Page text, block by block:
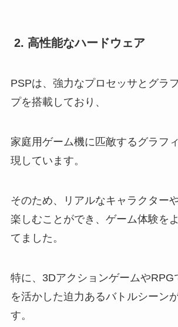
2. 高性能なハードウェア
PSPは、強力なプロセッサとグラ
プを搭載しており、
家庭用ゲーム機に匹敵するグラフ
現しています。
そのため、リアルなキャラクター
楽しむことができ、ゲーム体験を
てました。
特に、3DアクションゲームやRPG
を活かした迫力あるバトルシーン
す。